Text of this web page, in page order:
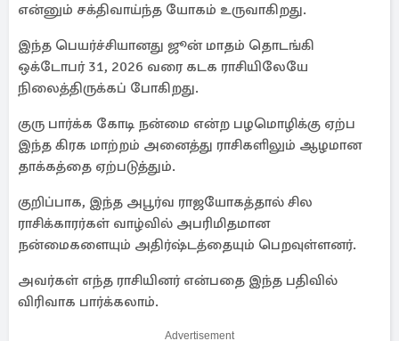
என்னும் சக்திவாய்ந்த யோகம் உருவாகிறது.
இந்த பெயர்ச்சியானது ஜூன் மாதம் தொடங்கி
ஒக்டோபர் 31, 2026 வரை கடக ராசியிலேயே
நிலைத்திருக்கப் போகிறது.
குரு பார்க்க கோடி நன்மை என்ற பழமொழிக்கு ஏற்ப
இந்த கிரக மாற்றம் அனைத்து ராசிகளிலும் ஆழமான
தாக்கத்தை ஏற்படுத்தும்.
குறிப்பாக, இந்த அபூர்வ ராஜயோகத்தால் சில
ராசிக்காரர்கள் வாழ்வில் அபரிமிதமான
நன்மைகளையும் அதிர்ஷ்டத்தையும் பெறவுள்ளனர்.
அவர்கள் எந்த ராசியினர் என்பதை இந்த பதிவில்
விரிவாக பார்க்கலாம்.
Advertisement